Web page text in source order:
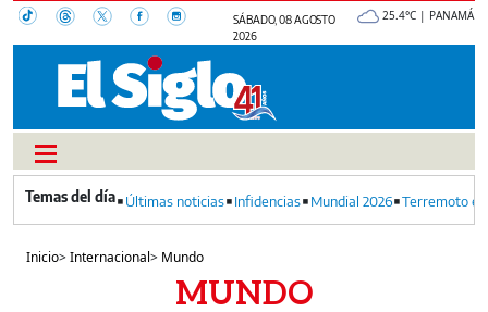
SÁBADO, 08 AGOSTO
2026
25.4°C | PANAMÁ
Últimas noticias Infidencias Mundial 2026 Terremoto
Inicio>Internacional> Mundo
MUNDO